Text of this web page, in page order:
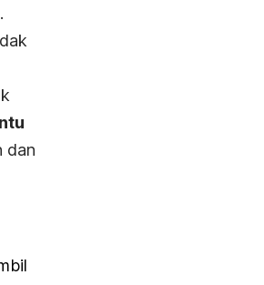
dan